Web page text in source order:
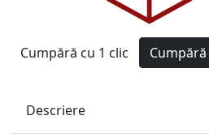
Cumpără cu 1 clic Cumpără
Descriere